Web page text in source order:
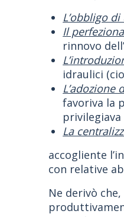
L’obbligo
Il
rinnovo
idraulici
favoriva la
La
accogliente
con relative
Ne derivò